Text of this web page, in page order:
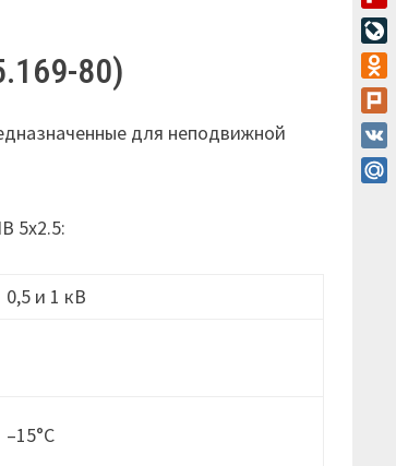
80)
для неподвижной
5х2.5:
0,5 и 1 кВ
–15°C
VK